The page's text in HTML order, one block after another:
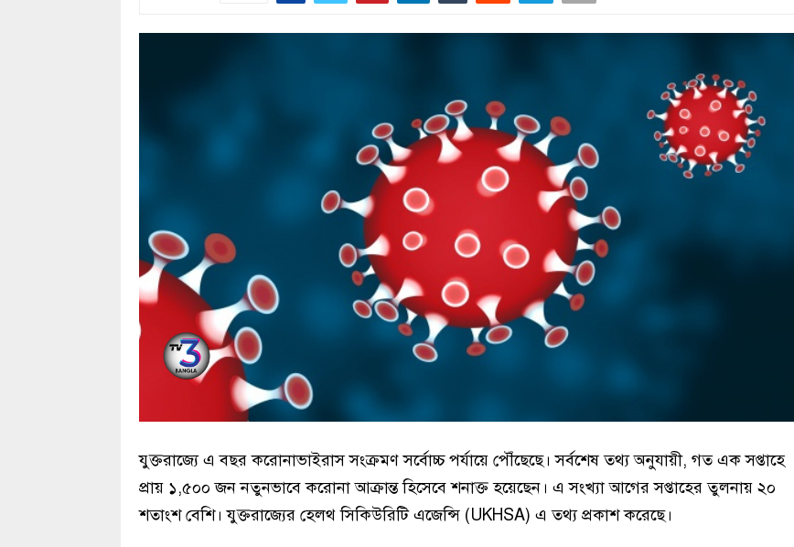
যুক্তরাজ্যে এ বছর করোনাভাইরাস সংক্রমণ সর্বোচ্চ পর্যায়ে পৌঁছেছে। সর্বশেষ তথ্য অনুযায়ী, গত এক সপ্তাহে
প্রায় ১,৫০০ জন নতুনভাবে করোনা আক্রান্ত হিসেবে শনাক্ত হয়েছেন। এ সংখ্যা আগের সপ্তাহের তুলনায় ২০
শতাংশ বেশি। যুক্তরাজ্যের হেলথ সিকিউরিটি এজেন্সি (UKHSA) এ তথ্য প্রকাশ করেছে।